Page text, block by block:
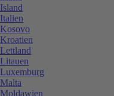
Island
Italien
Kosovo
Kroatien
Lettland
Litauen
Luxemburg
Malta
Moldawien